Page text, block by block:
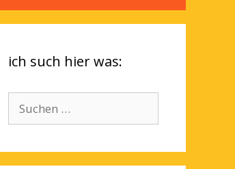
ich such hier was:
nach: